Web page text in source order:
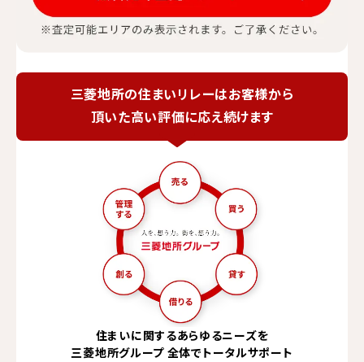
三菱地所の住まいリレーはお客様から
頂いた高い評価に応え続けます
住まいに関するあらゆるニーズを
三菱地所グループ 全体でトータルサポート